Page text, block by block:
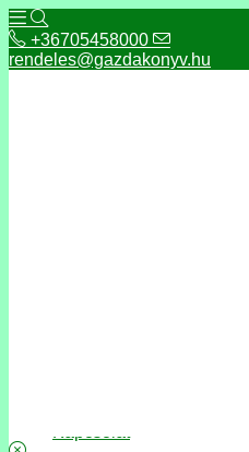
+36705458000
rendeles@gazdakonyv.hu